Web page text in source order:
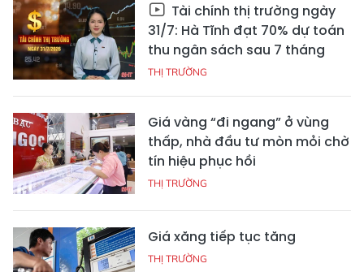
Tài chính thị trường ngày
31/7: Hà Tĩnh đạt 70% dự toán
thu ngân sách sau 7 tháng
THỊ TRƯỜNG
Giá vàng “đi ngang” ở vùng
thấp, nhà đầu tư mòn mỏi chờ
tín hiệu phục hồi
THỊ TRƯỜNG
Giá xăng tiếp tục tăng
THỊ TRƯỜNG